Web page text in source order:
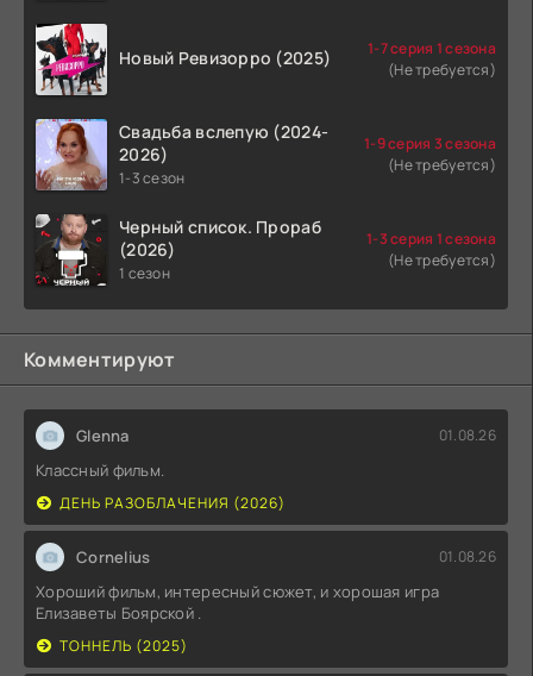
Новый Ревизорро (2025)
1-7 серия 1 сезона
(Не требуется)
Свадьба вслепую (2024-
2026)
1-3 сезон
1-9 серия 3 сезона
(Не требуется)
Черный список. Прораб
(2026)
1 сезон
1-3 серия 1 сезона
(Не требуется)
Комментируют
Glenna 01.08.26
Классный фильм.
ДЕНЬ РАЗОБЛАЧЕНИЯ (2026)
Cornelius 01.08.26
Хороший фильм, интересный сюжет, и хорошая игра
Елизаветы Боярской .
ТОННЕЛЬ (2025)